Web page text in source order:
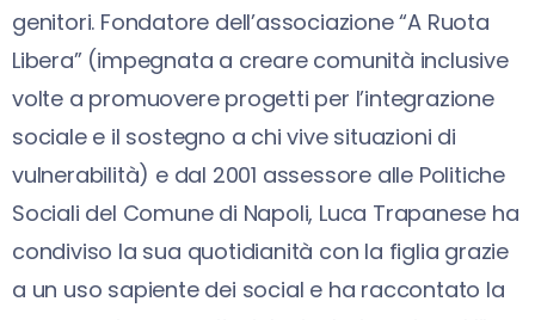
genitori. Fondatore dell’associazione “A Ruota
Libera” (impegnata a creare comunità inclusive
volte a promuovere progetti per l’integrazione
sociale e il sostegno a chi vive situazioni di
vulnerabilità) e dal 2001 assessore alle Politiche
Sociali del Comune di Napoli, Luca Trapanese ha
condiviso la sua quotidianità con la figlia grazie
a un uso sapiente dei social e ha raccontato la